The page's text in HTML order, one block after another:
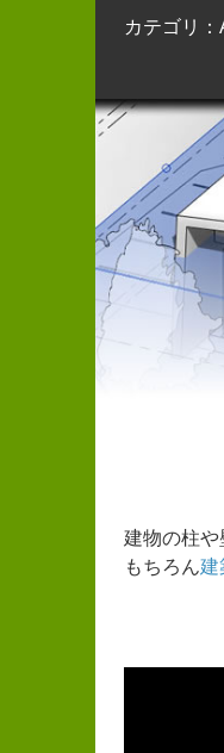
カテゴリ
建物の柱や
もちろん建